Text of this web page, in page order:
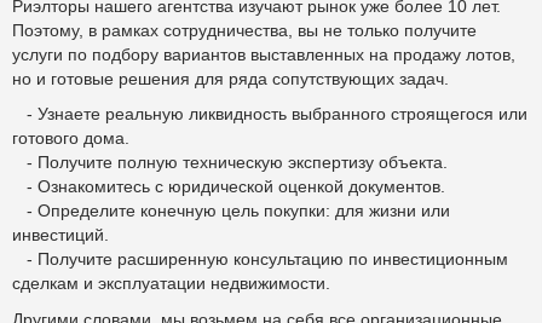
Риэлторы нашего агентства изучают рынок уже более 10 лет.
Поэтому, в рамках сотрудничества, вы не только получите
услуги по подбору вариантов выставленных на продажу лотов,
но и готовые решения для ряда сопутствующих задач.
- Узнаете реальную ликвидность выбранного строящегося или
готового дома.
- Получите полную техническую экспертизу объекта.
- Ознакомитесь с юридической оценкой документов.
- Определите конечную цель покупки: для жизни или
инвестиций.
- Получите расширенную консультацию по инвестиционным
сделкам и эксплуатации недвижимости.